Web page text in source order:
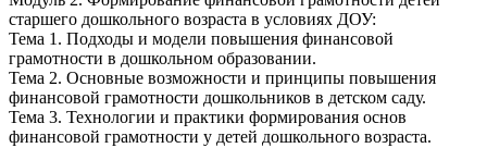
старшего дошкольного возраста в условиях ДОУ:
Тема 1. Подходы и модели повышения финансовой
грамотности в дошкольном образовании.
Тема 2. Основные возможности и принципы повышения
финансовой грамотности дошкольников в детском саду.
Тема 3. Технологии и практики формирования основ
финансовой грамотности у детей дошкольного возраста.